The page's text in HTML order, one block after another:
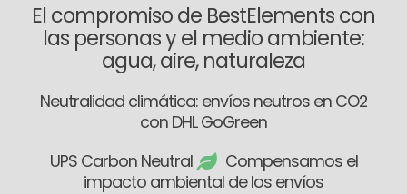
El compromiso de BestElements con
las personas y el medio ambiente:
agua, aire, naturaleza
Neutralidad climática: envíos neutros en CO2
con DHL GoGreen
UPS Carbon Neutral
Compensamos el
impacto ambiental de los envíos